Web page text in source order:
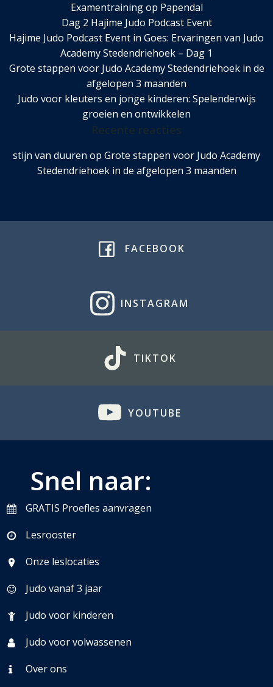
Examentraining op Papendal
Dag 2 Hajime Judo Podcast Event
Hajime Judo Podcast Event in Goes: Ervaringen van Judo
Academy Stedendriehoek – Dag 1
Grote stappen voor Judo Academy Stedendriehoek in de
afgelopen 3 maanden
Judo voor kleuters en jonge kinderen: Spelenderwijs
groeien en ontwikkelen
stijn van duuren op Grote stappen voor Judo Academy
Stedendriehoek in de afgelopen 3 maanden
FACEBOOK
INSTAGRAM
TIKTOK
YOUTUBE
Snel naar:
GRATIS Proefles aanvragen
Lesrooster
Onze leslocaties
Judo vanaf 3 jaar
Judo voor kinderen
Judo voor volwassenen
Over ons